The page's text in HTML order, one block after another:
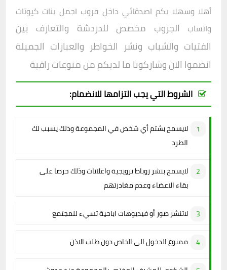
أهلا وسهلا بكم اصدقائي داخل قروب اجمل بنات كيوتات
واتساب الجروب مخصص للدردشة والتعارف بين
الفتيات والشباب ونشر الخواطر والعبارات الجميلة
انضموا الان وشاركونا ما لديكم من منوعات راقية
الشروط التي يجب التزامها للانضمام:
لايسمح بشتم أي شخص في المجموعة وذلك يسبب لك
الطرد
لايسمح بنشر روباط ترويجية واعلانات وذلك حرصا على
بقاء الاعضاء وعدم مغادرتهم
لاتنشر صور أو فيديوهات اباحية تسيء للمجتمع
ممنوع الدخول الى الخاص دون طلب الاذن